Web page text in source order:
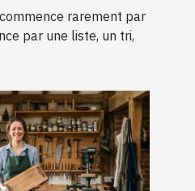
? rarement par
par une liste, un tri,